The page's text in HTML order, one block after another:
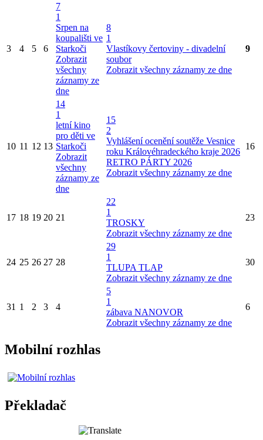
3 4 5 6
7
1
Srpen na
koupališti ve
Starkoči
Zobrazit
všechny
záznamy ze
dne
8
1
Vlastíkovy čertoviny - divadelní
soubor
Zobrazit všechny záznamy ze dne
9
10 11 12 13
14
1
letní kino
pro děti ve
Starkoči
Zobrazit
všechny
záznamy ze
dne
15
2
Vyhlášení ocenění soutěže Vesnice
roku Královéhradeckého kraje 2026
RETRO PÁRTY 2026
Zobrazit všechny záznamy ze dne
16
17 18 19 20 21
22
1
TROSKY
Zobrazit všechny záznamy ze dne
23
24 25 26 27 28
29
1
TLUPA TLAP
Zobrazit všechny záznamy ze dne
30
31 1 2 3 4
5
1
zábava NANOVOR
Zobrazit všechny záznamy ze dne
6
Mobilní rozhlas
Překladač